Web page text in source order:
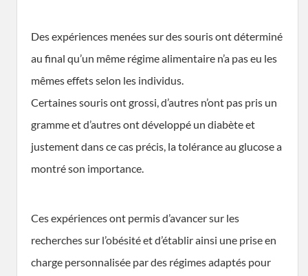
Des expériences menées sur des souris ont déterminé
au final qu’un même régime alimentaire n’a pas eu les
mêmes effets selon les individus.
Certaines souris ont grossi, d’autres n’ont pas pris un
gramme et d’autres ont développé un diabète et
justement dans ce cas précis, la tolérance au glucose a
montré son importance.
Ces expériences ont permis d’avancer sur les
recherches sur l’obésité et d’établir ainsi une prise en
charge personnalisée par des régimes adaptés pour